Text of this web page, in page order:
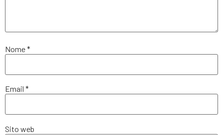
Nome*
Email *
Sito web